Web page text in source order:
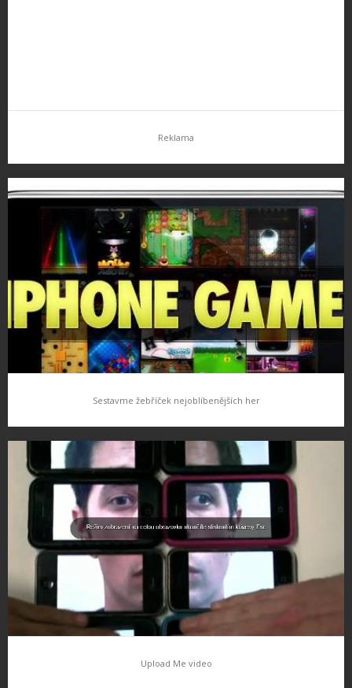
Reklama
Sestavme žebříček nejoblíbenějších her
Rád bych podnikl takový menší průzkum, je mnoho her, mnoho
kategorií her a každý má rád to či ono. Rád bych sem pokusil o
sestavení několika žebříčků her,, dle vás…
Sestavme žebříček nejoblíbenějších her
Upload Me video